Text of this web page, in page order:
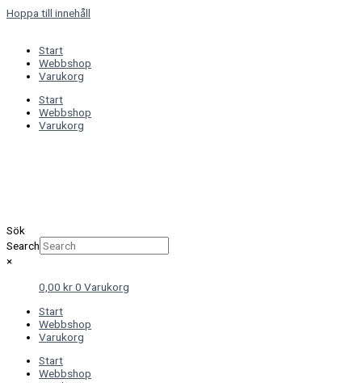
Hoppa till innehåll
Start
Webbshop
Varukorg
Start
Webbshop
Varukorg
Sök
Search
×
0,00 kr0 Varukorg
Start
Webbshop
Varukorg
Start
Webbshop